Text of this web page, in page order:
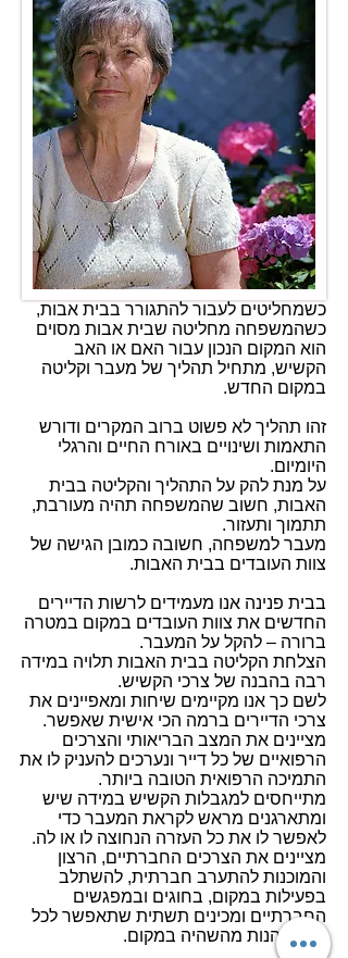
כשמחליטים לעבור להתגורר בבית אבות,
כשהמשפחה מחליטה שבית אבות מסוים
הוא המקום הנכון עבור האם או האב
הקשיש, מתחיל תהליך של מעבר וקליטה
במקום החדש.
זהו תהליך לא פשוט ברוב המקרים ודורש
התאמות ושינויים באורח החיים והרגלי
היומיום.
על מנת להק על התהליך והקליטה בבית
האבות, חשוב שהמשפחה תהיה מעורבת,
תתמוך ותעזור.
מעבר למשפחה, חשובה כמובן הגישה של
צוות העובדים בבית האבות.
בבית פנינה אנו מעמידים לרשות הדיירים
החדשים את צוות העובדים במקום במטרה
ברורה – להקל על המעבר.
הצלחת הקליטה בבית האבות תלויה במידה
רבה בהבנה של צרכי הקשיש.
לשם כך אנו מקיימים שיחות ומאפיינים את
צרכי הדיירים ברמה הכי אישית שאפשר.
מציינים את המצב הבריאותי והצרכים
הרפואיים של כל דייר ונערכים להעניק לו את
התמיכה הרפואית הטובה ביותר.
מתייחסים למגבלות הקשיש במידה שיש
ומתארגנים מראש לקראת המעבר כדי
לאפשר לו את כל העזרה הנחוצה לו או לה.
מציינים את הצרכים החברתיים, הרצון
והמוכנות להתערב חברתית, להשתלב
בפעילות במקום, בחוגים ובמפגשים
החברתיים ומכינים תשתית שתאפשר לכל
דייר ליהנות מהשהיה במקום.